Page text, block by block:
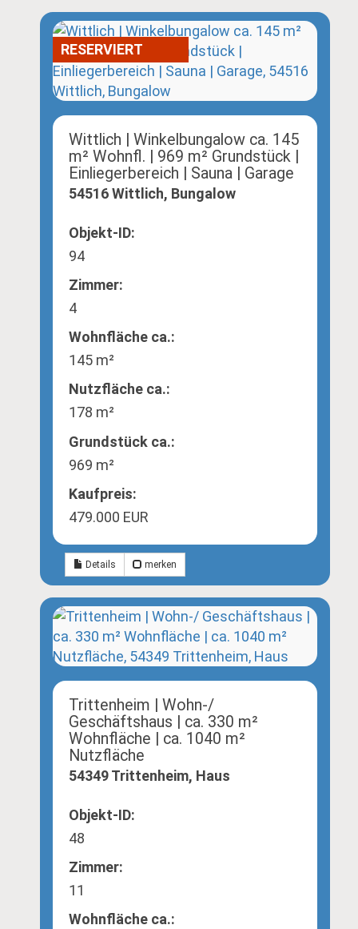
RESERVIERT
Wittlich | Winkelbungalow ca. 145
m² Wohnfl. | 969 m² Grundstück |
Einliegerbereich | Sauna | Garage
54516 Wittlich, Bungalow
Objekt-ID:
94
Zimmer:
4
Wohnfläche ca.:
145 m²
Nutzfläche ca.:
178 m²
Grund­stück ca.:
969 m²
Kaufpreis:
479.000 EUR
Details merken
Trittenheim | Wohn-/
Geschäftshaus | ca. 330 m²
Wohnfläche | ca. 1040 m²
Nutzfläche
54349 Trittenheim, Haus
Objekt-ID:
48
Zimmer:
11
Wohnfläche ca.: